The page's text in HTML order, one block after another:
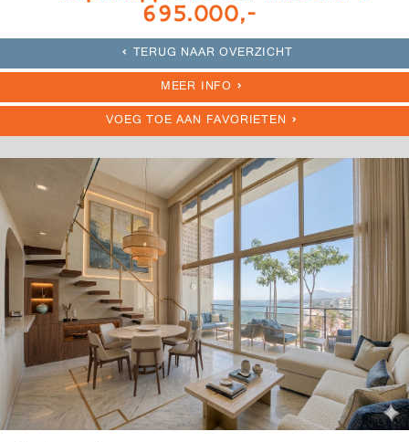
695.000,-
TERUG NAAR OVERZICHT
MEER INFO
VOEG TOE AAN FAVORIETEN